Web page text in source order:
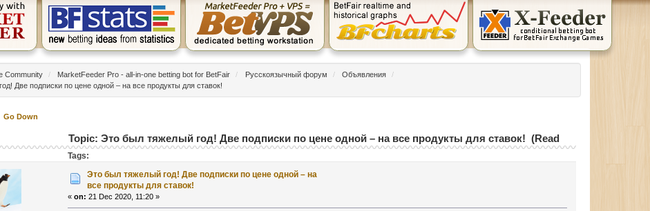
Community / MarketFeeder Pro - all-in-one betting bot for BetFair / Русскоязычный форум / Объявления
/
Две подписки по цене одной – на все продукты для ставок!
Go Down
Topic: Это был тяжелый год! Две подписки по цене одной – на все продукты для ставок! (Read
Tags:
Это был тяжелый год! Две подписки по цене одной – на
все продукты для ставок!
« on: 21 Dec 2020, 11:20 »